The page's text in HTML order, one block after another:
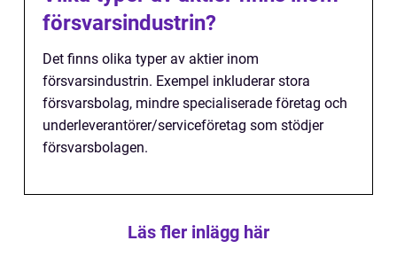
försvarsindustrin?
Det finns olika typer av aktier inom
försvarsindustrin. Exempel inkluderar stora
försvarsbolag, mindre specialiserade företag och
underleverantörer/serviceföretag som stödjer
försvarsbolagen.
Läs fler inlägg här